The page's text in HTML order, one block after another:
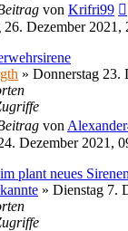
von Krifri99
26. Dezember 2021,
» Donnerstag 23.
von
Dezember 2021,
plant neues
» Dienstag 7.